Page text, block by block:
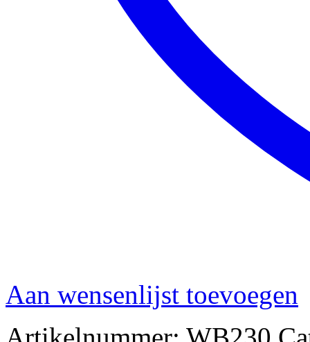
Aan wensenlijst toevoegen